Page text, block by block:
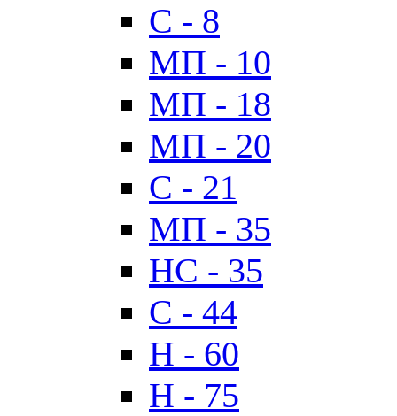
C - 8
МП - 10
МП - 18
МП - 20
C - 21
МП - 35
HC - 35
C - 44
H - 60
H - 75